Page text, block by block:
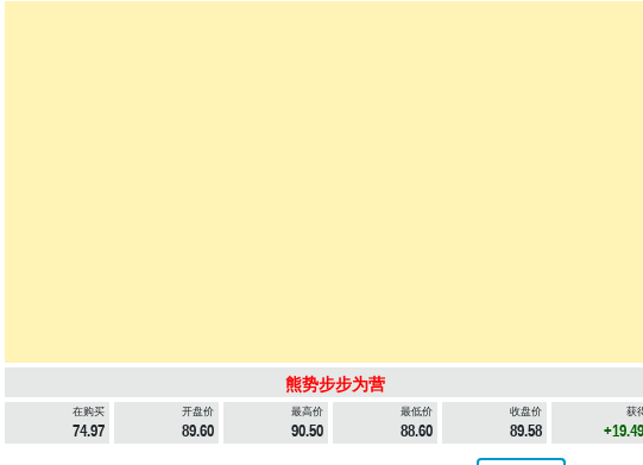
熊势步步为营
在购买
74.97
开盘价
89.60
最高价
90.50
最低价
88.60
收盘价
89.58
获